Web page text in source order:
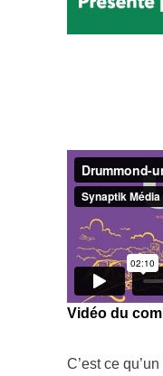
Vidéo du
C’est ce